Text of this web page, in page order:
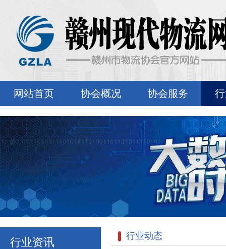
网站首页 协会概况 协会服务
行业资讯 行业动态